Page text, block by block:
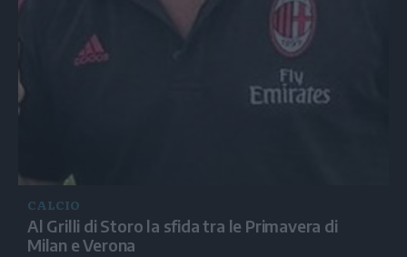
CALCIO
Al Grilli di Storo la sfida tra le Primavera di
Milan e Verona